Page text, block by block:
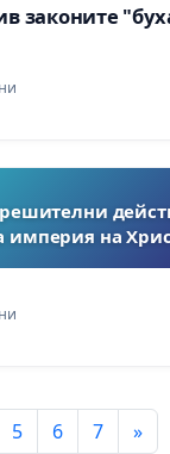
законите
империя на
5 6 7 »